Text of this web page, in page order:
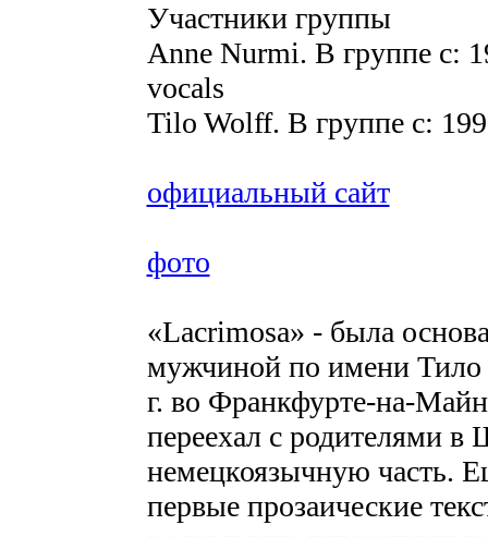
Участники группы
Anne Nurmi. В группе с:
vocals
Tilo Wolff. В группе с:
официальный сайт
фото
«Lacrіmosa» - была
мужчиной по имени
г. во Франкфурте-на-
переехал с родителями в
немецкоязычную часть.
первые прозаические